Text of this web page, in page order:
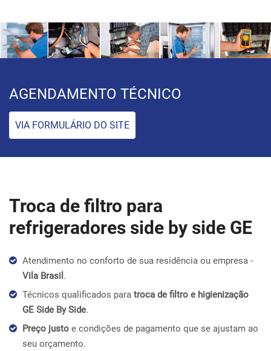
AGENDAMENTO TÉCNICO
VIA FORMULÁRIO DO SITE
Troca de filtro para
refrigeradores side by side GE
Atendimento no conforto de sua residência ou empresa -
Vila Brasil .
Técnicos qualificados para troca de filtro e higienização
GE Side By Side.
Preço justo e condições de pagamento que se ajustam ao
seu orçamento.